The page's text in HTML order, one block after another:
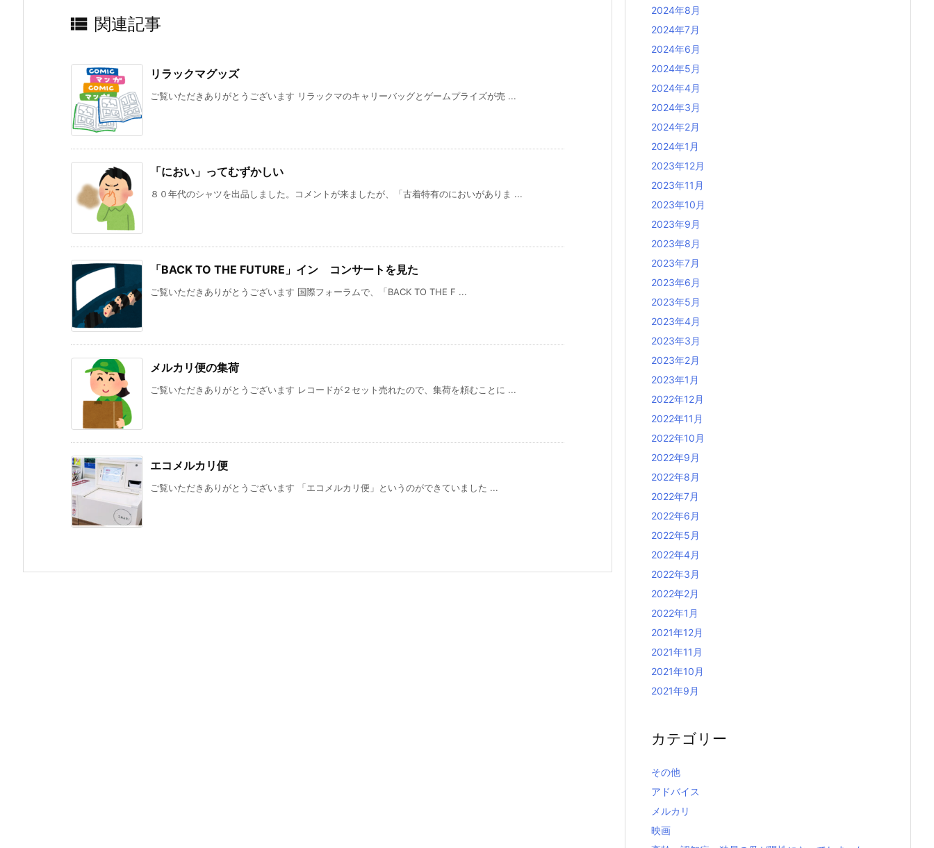
 関連記事
リラックマグッズ
ご覧いただきありがとうございます リラックマのキャリーバッグとゲームプライズが売 ...
「におい」ってむずかしい
８０年代のシャツを出品しました。コメントが来ましたが、「古着特有のにおいがありま ...
「BACK TO THE FUTURE」イン コンサートを見た
ご覧いただきありがとうございます 国際フォーラムで、「BACK TO THE F ...
メルカリ便の集荷
ご覧いただきありがとうございます レコードが２セット売れたので、集荷を頼むことに ...
エコメルカリ便
ご覧いただきありがとうございます 「エコメルカリ便」というのができていました ...
2024年8月
2024年7月
2024年6月
2024年5月
2024年4月
2024年3月
2024年2月
2024年1月
2023年12月
2023年11月
2023年10月
2023年9月
2023年8月
2023年7月
2023年6月
2023年5月
2023年4月
2023年3月
2023年2月
2023年1月
2022年12月
2022年11月
2022年10月
2022年9月
2022年8月
2022年7月
2022年6月
2022年5月
2022年4月
2022年3月
2022年2月
2022年1月
2021年12月
2021年11月
2021年10月
2021年9月
カテゴリー
その他
アドバイス
メルカリ
映画